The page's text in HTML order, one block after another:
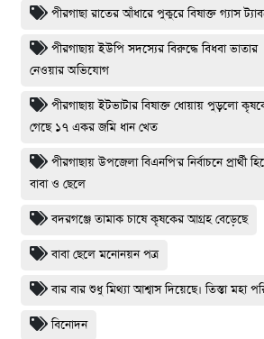
পীরগাছা রাতের আঁধারে পুকুরে বিষাক্ত গ্যাস
পীরগাছায় ইউপি সদস্যের বিরুদ্ধে বিধবা
নেওয়ার অভিযোগ
পীরগাছায় ইটভাটার বিষাক্ত ধোয়ায় পুড়লো
গেছে ১৭ একর জমি ধান খেত
পীরগাছায় উপজেলা বিএনপি'র নির্বাচনে
বাবা ও ছেলে
বদরগঞ্জে তামাক চাষে কৃষকের আগ্রহ বেড়েছে
বাবা ছেলে মনোনয়ন পত্র
বার বার শুধু মিথ্যা আশ্বাস দিয়েছে। তিস্তা মহা
বিনোদন